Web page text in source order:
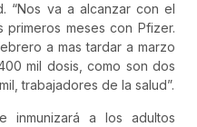
“Nos va a alcanzar con el
meses con Pfizer.
a mas tardar a marzo
mil dosis, como son dos
trabajadores de la salud”.
inmunizará a los adultos